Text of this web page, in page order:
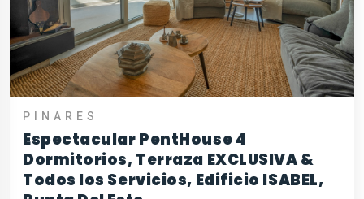
PINARES
Espectacular PentHouse 4
Dormitorios, Terraza EXCLUSIVA &
Todos los Servicios, Edificio ISABEL,